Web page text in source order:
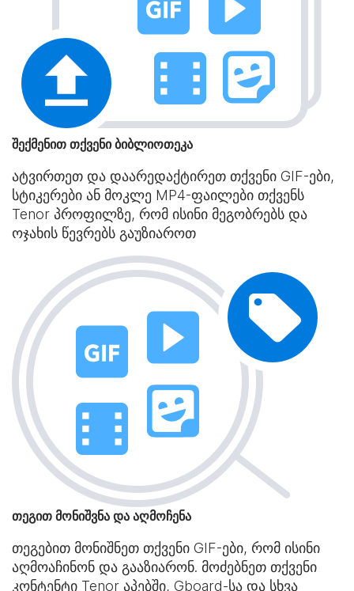
შექმენით თქვენი ბიბლიოთეკა
ატვირთეთ და დაარედაქტირეთ თქვენი GIF-ები,
სტიკერები ან მოკლე MP4-ფაილები თქვენს
Tenor პროფილზე, რომ ისინი მეგობრებს და
ოჯახის წევრებს გაუზიაროთ
თეგით მონიშვნა და აღმოჩენა
თეგებით მონიშნეთ თქვენი GIF-ები, რომ ისინი
აღმოაჩინონ და გააზიარონ. მოძებნეთ თქვენი
კონტენტი Tenor აპებში, Gboard-სა და სხვა